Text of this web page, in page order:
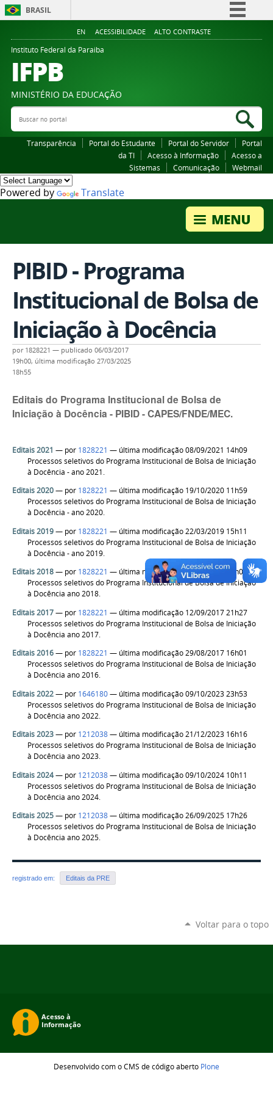
BRASIL
Simplifique!
Legislação
EN ACESSIBILIDADE ALTO CONTRASTE
Instituto Federal da Paraiba
IFPB
MINISTÉRIO DA EDUCAÇÃO
Buscar no portal
Transparência Portal do Estudante Portal do Servidor
Portal
da TI
Acesso à Informação
Acesso a
Sistemas
Comunicação Webmail
Powered by Translate
PIBID - Programa
Institucional de Bolsa de
Iniciação à Docência
por 1828221 — publicado 06/03/2017
19h00, última modificação 27/03/2025
18h55
Editais do Programa Institucional de Bolsa de
Iniciação à Docência - PIBID - CAPES/FNDE/MEC.
Editais 2021 — por 1828221 — última modificação 08/09/2021 14h09
Processos seletivos do Programa Institucional de Bolsa de Iniciação
à Docência - ano 2021.
Editais 2020— por 1828221 — última modificação 19/10/2020 11h59
Processos seletivos do Programa Institucional de Bolsa de Iniciação
à Docência - ano 2020.
Editais 2019— por 1828221 — última modificação 22/03/2019 15h11
Processos seletivos do Programa Institucional de Bolsa de Iniciação
à Docência - ano 2019.
Editais 2018— por 1828221 — última modificação 27/11/2018 16h06
Processos seletivos do Programa Institucional de Bolsa de Iniciação
à Docência ano 2018.
Editais 2017— por 1828221 — última modificação 12/09/2017 21h27
Processos seletivos do Programa Institucional de Bolsa de Iniciação
à Docência ano 2017.
Editais 2016— por 1828221 — última modificação 29/08/2017 16h01
Processos seletivos do Programa Institucional de Bolsa de Iniciação
à Docência ano 2016.
Editais 2022— por 1646180— última modificação 09/10/2023 23h53
Processos seletivos do Programa Institucional de Bolsa de Iniciação
à Docência ano 2022.
Editais 2023— por 1212038— última modificação 21/12/2023 16h16
Processos seletivos do Programa Institucional de Bolsa de Iniciação
à Docência ano 2023.
Editais 2024— por 1212038— última modificação 09/10/2024 10h11
Processos seletivos do Programa Institucional de Bolsa de Iniciação
à Docência ano 2024.
Editais 2025— por 1212038— última modificação 26/09/2025 17h26
Processos seletivos do Programa Institucional de Bolsa de Iniciação
à Docência ano 2025.
registrado em: Editais da PRE
Voltar para o topo
Desenvolvido com o CMS de código aberto Plone